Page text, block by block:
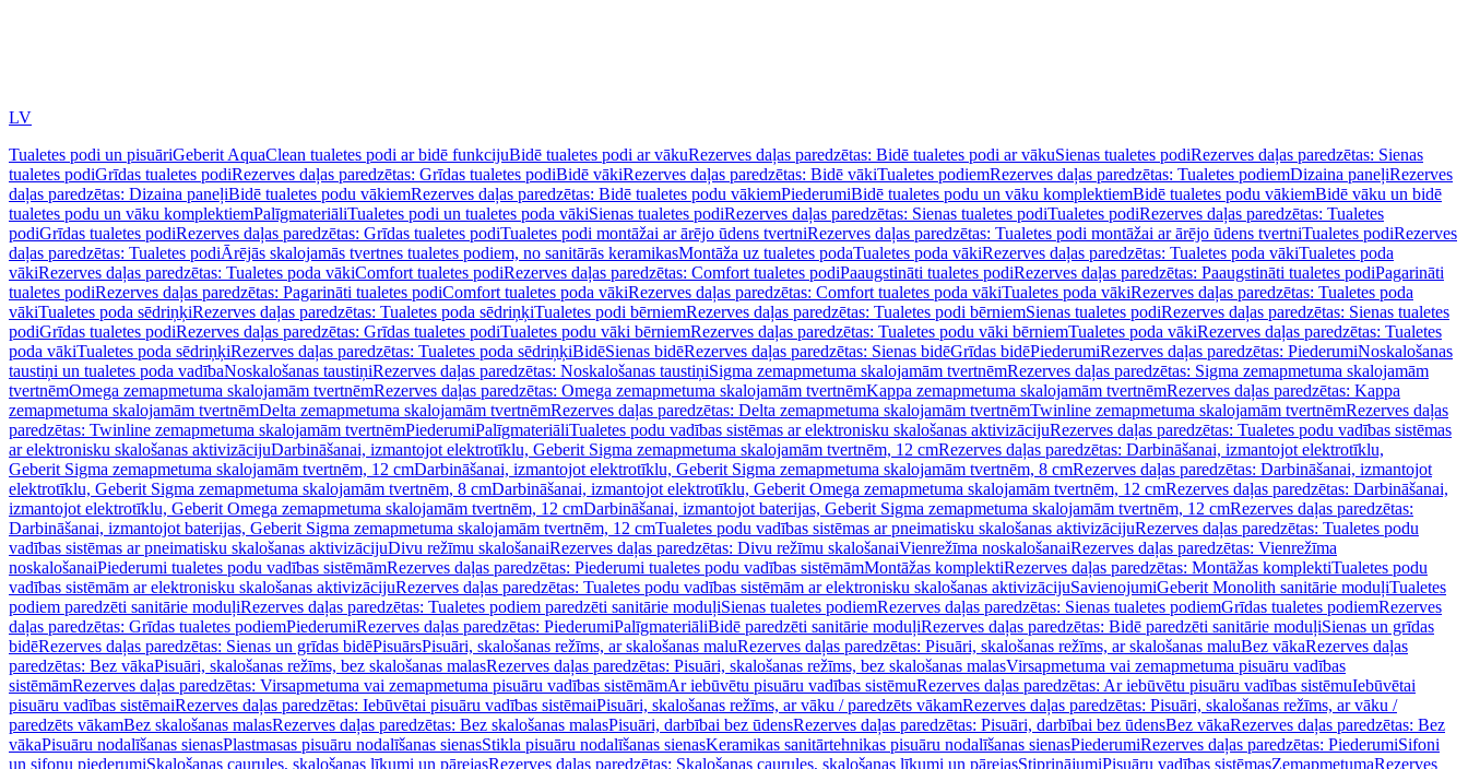
LV
Tualetes podi un pisuāriGeberit AquaClean tualetes podi ar bidē funkcijuBidē tualetes podi ar vākuRezerves daļas paredzētas: Bidē tualetes podi ar vākuSienas tualetes podiRezerves daļas paredzētas: Sienas
tualetes podiGrīdas tualetes podiRezerves daļas paredzētas: Grīdas tualetes podiBidē vākiRezerves daļas paredzētas: Bidē vākiTualetes podiemRezerves daļas paredzētas: Tualetes podiemDizaina paneļiRezerves
daļas paredzētas: Dizaina paneļiBidē tualetes podu vākiemRezerves daļas paredzētas: Bidē tualetes podu vākiemPiederumiBidē tualetes podu un vāku komplektiemBidē tualetes podu vākiemBidē vāku un bidē
tualetes podu un vāku komplektiemPalīgmateriāliTualetes podi un tualetes poda vākiSienas tualetes podiRezerves daļas paredzētas: Sienas tualetes podiTualetes podiRezerves daļas paredzētas: Tualetes
podiGrīdas tualetes podiRezerves daļas paredzētas: Grīdas tualetes podiTualetes podi montāžai ar ārējo ūdens tvertniRezerves daļas paredzētas: Tualetes podi montāžai ar ārējo ūdens tvertniTualetes podiRezerves
daļas paredzētas: Tualetes podiĀrējās skalojamās tvertnes tualetes podiem, no sanitārās keramikasMontāža uz tualetes podaTualetes poda vākiRezerves daļas paredzētas: Tualetes poda vākiTualetes poda
vākiRezerves daļas paredzētas: Tualetes poda vākiComfort tualetes podiRezerves daļas paredzētas: Comfort tualetes podiPaaugstināti tualetes podiRezerves daļas paredzētas: Paaugstināti tualetes podiPagarināti
tualetes podiRezerves daļas paredzētas: Pagarināti tualetes podiComfort tualetes poda vākiRezerves daļas paredzētas: Comfort tualetes poda vākiTualetes poda vākiRezerves daļas paredzētas: Tualetes poda
vākiTualetes poda sēdriņķiRezerves daļas paredzētas: Tualetes poda sēdriņķiTualetes podi bērniemRezerves daļas paredzētas: Tualetes podi bērniemSienas tualetes podiRezerves daļas paredzētas: Sienas tualetes
podiGrīdas tualetes podiRezerves daļas paredzētas: Grīdas tualetes podiTualetes podu vāki bērniemRezerves daļas paredzētas: Tualetes podu vāki bērniemTualetes poda vākiRezerves daļas paredzētas: Tualetes
poda vākiTualetes poda sēdriņķiRezerves daļas paredzētas: Tualetes poda sēdriņķiBidēSienas bidēRezerves daļas paredzētas: Sienas bidēGrīdas bidēPiederumiRezerves daļas paredzētas: PiederumiNoskalošanas
taustiņi un tualetes poda vadībaNoskalošanas taustiņiRezerves daļas paredzētas: Noskalošanas taustiņiSigma zemapmetuma skalojamām tvertnēmRezerves daļas paredzētas: Sigma zemapmetuma skalojamām
tvertnēmOmega zemapmetuma skalojamām tvertnēmRezerves daļas paredzētas: Omega zemapmetuma skalojamām tvertnēmKappa zemapmetuma skalojamām tvertnēmRezerves daļas paredzētas: Kappa
zemapmetuma skalojamām tvertnēmDelta zemapmetuma skalojamām tvertnēmRezerves daļas paredzētas: Delta zemapmetuma skalojamām tvertnēmTwinline zemapmetuma skalojamām tvertnēmRezerves daļas
paredzētas: Twinline zemapmetuma skalojamām tvertnēmPiederumiPalīgmateriāliTualetes podu vadības sistēmas ar elektronisku skalošanas aktivizācijuRezerves daļas paredzētas: Tualetes podu vadības sistēmas
ar elektronisku skalošanas aktivizācijuDarbināšanai, izmantojot elektrotīklu, Geberit Sigma zemapmetuma skalojamām tvertnēm, 12 cmRezerves daļas paredzētas: Darbināšanai, izmantojot elektrotīklu,
Geberit Sigma zemapmetuma skalojamām tvertnēm, 12 cmDarbināšanai, izmantojot elektrotīklu, Geberit Sigma zemapmetuma skalojamām tvertnēm, 8 cmRezerves daļas paredzētas: Darbināšanai, izmantojot
elektrotīklu, Geberit Sigma zemapmetuma skalojamām tvertnēm, 8 cmDarbināšanai, izmantojot elektrotīklu, Geberit Omega zemapmetuma skalojamām tvertnēm, 12 cmRezerves daļas paredzētas: Darbināšanai,
izmantojot elektrotīklu, Geberit Omega zemapmetuma skalojamām tvertnēm, 12 cmDarbināšanai, izmantojot baterijas, Geberit Sigma zemapmetuma skalojamām tvertnēm, 12 cmRezerves daļas paredzētas:
Darbināšanai, izmantojot baterijas, Geberit Sigma zemapmetuma skalojamām tvertnēm, 12 cmTualetes podu vadības sistēmas ar pneimatisku skalošanas aktivizācijuRezerves daļas paredzētas: Tualetes podu
vadības sistēmas ar pneimatisku skalošanas aktivizācijuDivu režīmu skalošanaiRezerves daļas paredzētas: Divu režīmu skalošanaiVienrežīma noskalošanaiRezerves daļas paredzētas: Vienrežīma
noskalošanaiPiederumi tualetes podu vadības sistēmāmRezerves daļas paredzētas: Piederumi tualetes podu vadības sistēmāmMontāžas komplektiRezerves daļas paredzētas: Montāžas komplektiTualetes podu
vadības sistēmām ar elektronisku skalošanas aktivizācijuRezerves daļas paredzētas: Tualetes podu vadības sistēmām ar elektronisku skalošanas aktivizācijuSavienojumiGeberit Monolith sanitārie moduļiTualetes
podiem paredzēti sanitārie moduļiRezerves daļas paredzētas: Tualetes podiem paredzēti sanitārie moduļiSienas tualetes podiemRezerves daļas paredzētas: Sienas tualetes podiemGrīdas tualetes podiemRezerves
daļas paredzētas: Grīdas tualetes podiemPiederumiRezerves daļas paredzētas: PiederumiPalīgmateriāliBidē paredzēti sanitārie moduļiRezerves daļas paredzētas: Bidē paredzēti sanitārie moduļiSienas un grīdas
bidēRezerves daļas paredzētas: Sienas un grīdas bidēPisuārsPisuāri, skalošanas režīms, ar skalošanas maluRezerves daļas paredzētas: Pisuāri, skalošanas režīms, ar skalošanas maluBez vākaRezerves daļas
paredzētas: Bez vākaPisuāri, skalošanas režīms, bez skalošanas malasRezerves daļas paredzētas: Pisuāri, skalošanas režīms, bez skalošanas malasVirsapmetuma vai zemapmetuma pisuāru vadības
sistēmāmRezerves daļas paredzētas: Virsapmetuma vai zemapmetuma pisuāru vadības sistēmāmAr iebūvētu pisuāru vadības sistēmuRezerves daļas paredzētas: Ar iebūvētu pisuāru vadības sistēmuIebūvētai
pisuāru vadības sistēmaiRezerves daļas paredzētas: Iebūvētai pisuāru vadības sistēmaiPisuāri, skalošanas režīms, ar vāku / paredzēts vākamRezerves daļas paredzētas: Pisuāri, skalošanas režīms, ar vāku /
paredzēts vākamBez skalošanas malasRezerves daļas paredzētas: Bez skalošanas malasPisuāri, darbībai bez ūdensRezerves daļas paredzētas: Pisuāri, darbībai bez ūdensBez vākaRezerves daļas paredzētas: Bez
vākaPisuāru nodalīšanas sienasPlastmasas pisuāru nodalīšanas sienasStikla pisuāru nodalīšanas sienasKeramikas sanitārtehnikas pisuāru nodalīšanas sienasPiederumiRezerves daļas paredzētas: PiederumiSifoni
un sifonu piederumiSkalošanas caurules, skalošanas līkumi un pārejasRezerves daļas paredzētas: Skalošanas caurules, skalošanas līkumi un pārejasStiprinājumiPisuāru vadības sistēmasZemapmetumaRezerves